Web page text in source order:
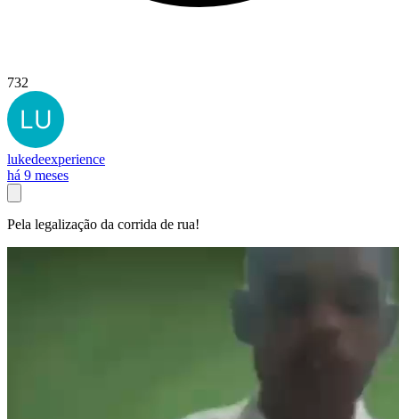
732
lukedeexperience
há 9 meses
Pela legalização da corrida de rua!